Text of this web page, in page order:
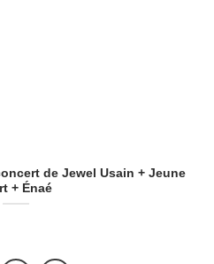
de Jewel Usain + Jeune
+ Énaé